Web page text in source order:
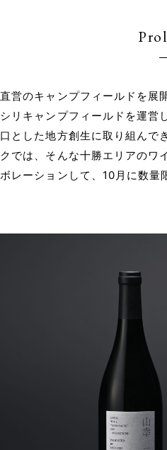
営のキャンプフィールドを展
リキャンプフィールドを運営
とした地方創生に取り組んで
では、そんな十勝エリアのワ
レーションして、10月に数